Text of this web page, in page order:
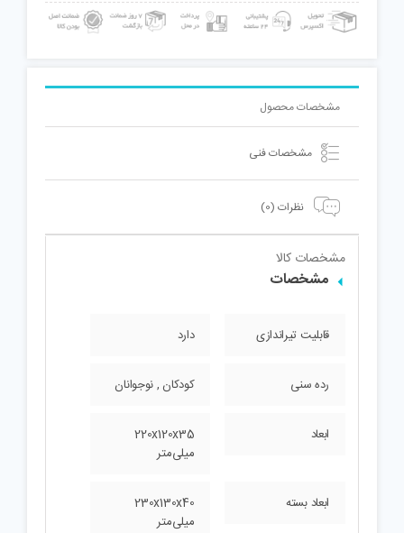
مشخصات محصول
مشخصات فنی
نظرات (0)
مشخصات کالا
مشخصات
قابلیت تیراندازی دارد
رده سنی کودکان , نوجوانان
ابعاد
220x120x35
میلی‌متر
ابعاد بسته
230x130x40
میلی‌متر